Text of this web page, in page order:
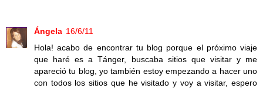
Ángela 16/6/11
Hola! acabo de encontrar tu blog porque el próximo viaje
que haré es a Tánger, buscaba sitios que visitar y me
apareció tu blog, yo también estoy empezando a hacer uno
con todos los sitios que he visitado y voy a visitar, espero